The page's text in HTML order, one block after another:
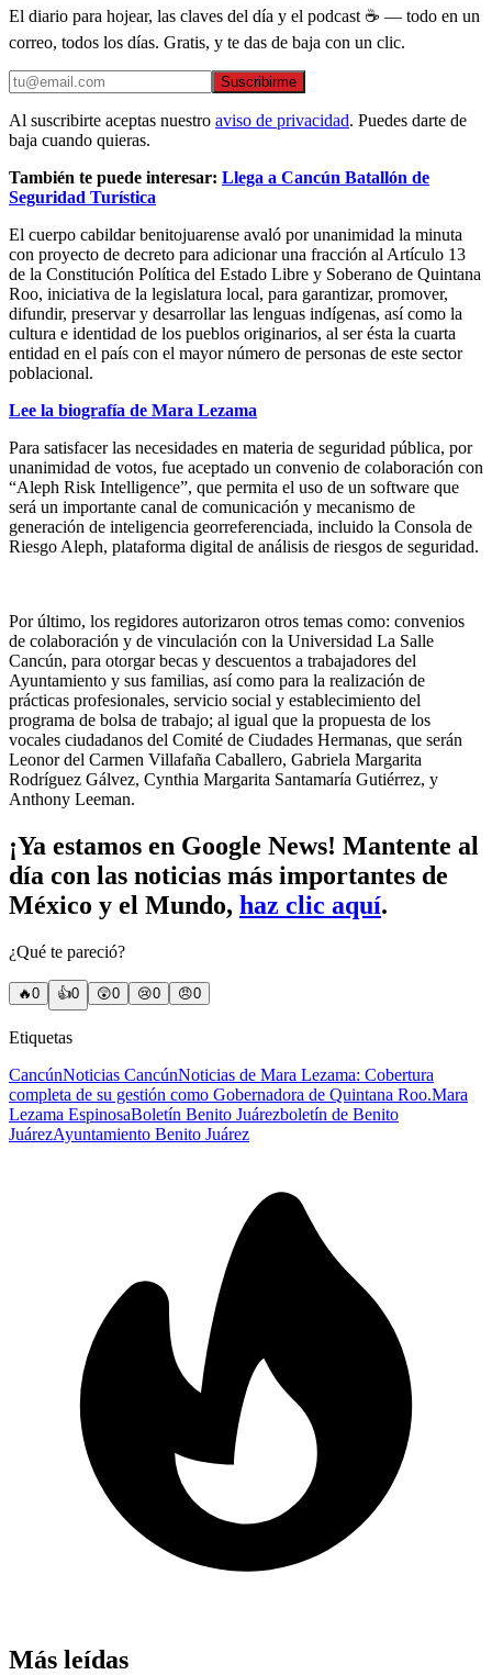
El diario para hojear, las claves del día y el podcast ☕ — todo en un
correo, todos los días. Gratis, y te das de baja con un clic.
Suscribirme
Al suscribirte aceptas nuestro aviso de privacidad. Puedes darte de
baja cuando quieras.
También te puede interesar: Llega a Cancún Batallón de
Seguridad Turística
El cuerpo cabildar benitojuarense avaló por unanimidad la minuta
con proyecto de decreto para adicionar una fracción al Artículo 13
de la Constitución Política del Estado Libre y Soberano de Quintana
Roo, iniciativa de la legislatura local, para garantizar, promover,
difundir, preservar y desarrollar las lenguas indígenas, así como la
cultura e identidad de los pueblos originarios, al ser ésta la cuarta
entidad en el país con el mayor número de personas de este sector
poblacional.
Lee la biografía de Mara Lezama
Para satisfacer las necesidades en materia de seguridad pública, por
unanimidad de votos, fue aceptado un convenio de colaboración con
“Aleph Risk Intelligence”, que permita el uso de un software que
será un importante canal de comunicación y mecanismo de
generación de inteligencia georreferenciada, incluido la Consola de
Riesgo Aleph, plataforma digital de análisis de riesgos de seguridad.
Por último, los regidores autorizaron otros temas como: convenios
de colaboración y de vinculación con la Universidad La Salle
Cancún, para otorgar becas y descuentos a trabajadores del
Ayuntamiento y sus familias, así como para la realización de
prácticas profesionales, servicio social y establecimiento del
programa de bolsa de trabajo; al igual que la propuesta de los
vocales ciudadanos del Comité de Ciudades Hermanas, que serán
Leonor del Carmen Villafaña Caballero, Gabriela Margarita
Rodríguez Gálvez, Cynthia Margarita Santamaría Gutiérrez, y
Anthony Leeman.
¡Ya estamos en Google News! Mantente al
día con las noticias más importantes de
México y el Mundo, haz clic aquí.
¿Qué te pareció?
🔥0 👍0 😲0 😢0 😠0
Etiquetas
CancúnNoticias CancúnNoticias de Mara Lezama: Cobertura
completa de su gestión como Gobernadora de Quintana Roo.Mara
Lezama EspinosaBoletín Benito Juárezboletín de Benito
JuárezAyuntamiento Benito Juárez
Más leídas